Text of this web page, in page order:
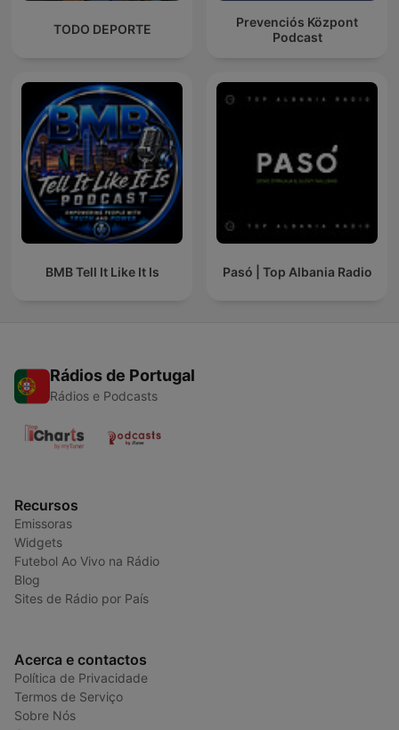
TODO DEPORTE
Prevenciós Központ
Podcast
BMB Tell It Like It Is Pasó | Top Albania Radio
Rádios de Portugal
Rádios e Podcasts
Recursos
Emissoras
Widgets
Futebol Ao Vivo na Rádio
Blog
Sites de Rádio por País
Acerca e contactos
Política de Privacidade
Termos de Serviço
Sobre Nós